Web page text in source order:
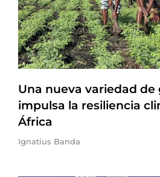
Una nueva variedad de
impulsa la resiliencia
África
Ignatius Banda